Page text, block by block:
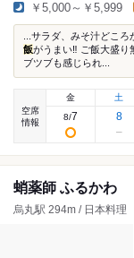
￥5,000～￥5,999
...サラダ、みそ汁どこ
飯がうまい‼️ ご飯大盛り
ブツブも感じられ...
空席
情報
金
8/7
土
8
蛸薬師 ふるかわ
烏丸駅 294m / 日本料理